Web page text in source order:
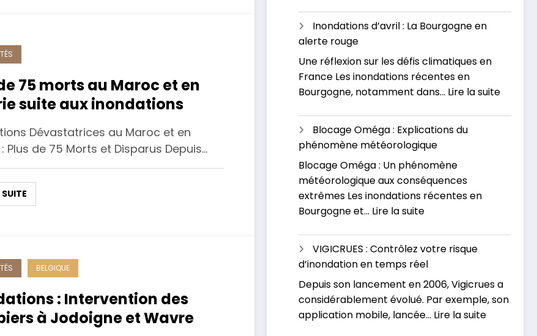
75 morts au Maroc et en
suite aux inondations
Dévastatrices au Maroc et en
Plus de 75 Morts et Disparus Depuis…
SUITE
BELGIQUE
: Intervention des
à Jodoigne et Wavre
dévastatrices
Russie
et
au
Inondations d’avril : La Bourgogne en
alerte rouge
Une réflexion sur les défis climatiques en
France Les inondations récentes en
Bourgogne, notamment dans… Lire la suite:
Blocage Oméga : Explications du
phénomène météorologique
Blocage Oméga : Un phénomène
météorologique aux conséquences
extrêmes Les inondations récentes en
Bourgogne et… Lire la suite:
Explications
du
phénomène
météorologique
VIGICRUES : Contrôlez votre risque
d’inondation en temps réel
Depuis son lancement en 2006, Vigicrues a
considérablement évolué. Par exemple, son
application mobile, lancée… Lire la suite: